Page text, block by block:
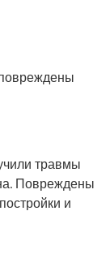
травмы
Повреждены
и